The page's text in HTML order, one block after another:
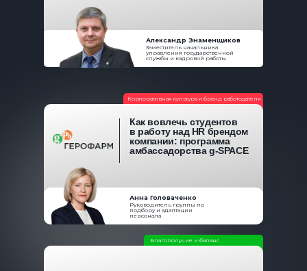
Александр Знаменщиков
Заместитель начальника
управления государственной
службы и кадровой работы
Благополучие и баланс
Анна Головаченко
Как вовлечь студентов
в работу над HR брендом
компании: программа
амбассадорства g-SPACE
Руководитель группы по
подбору и адаптации
персонала
Корпоративная культура и бренд работодателя